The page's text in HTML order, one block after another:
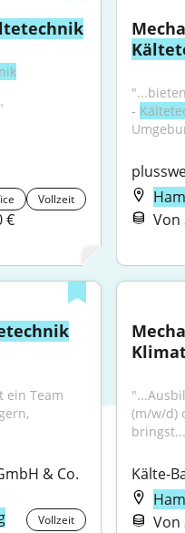
Vollzeit
€
-
Von
ein Team
& Co.
Vollzeit
(m/w/d)
Kälte-
Von